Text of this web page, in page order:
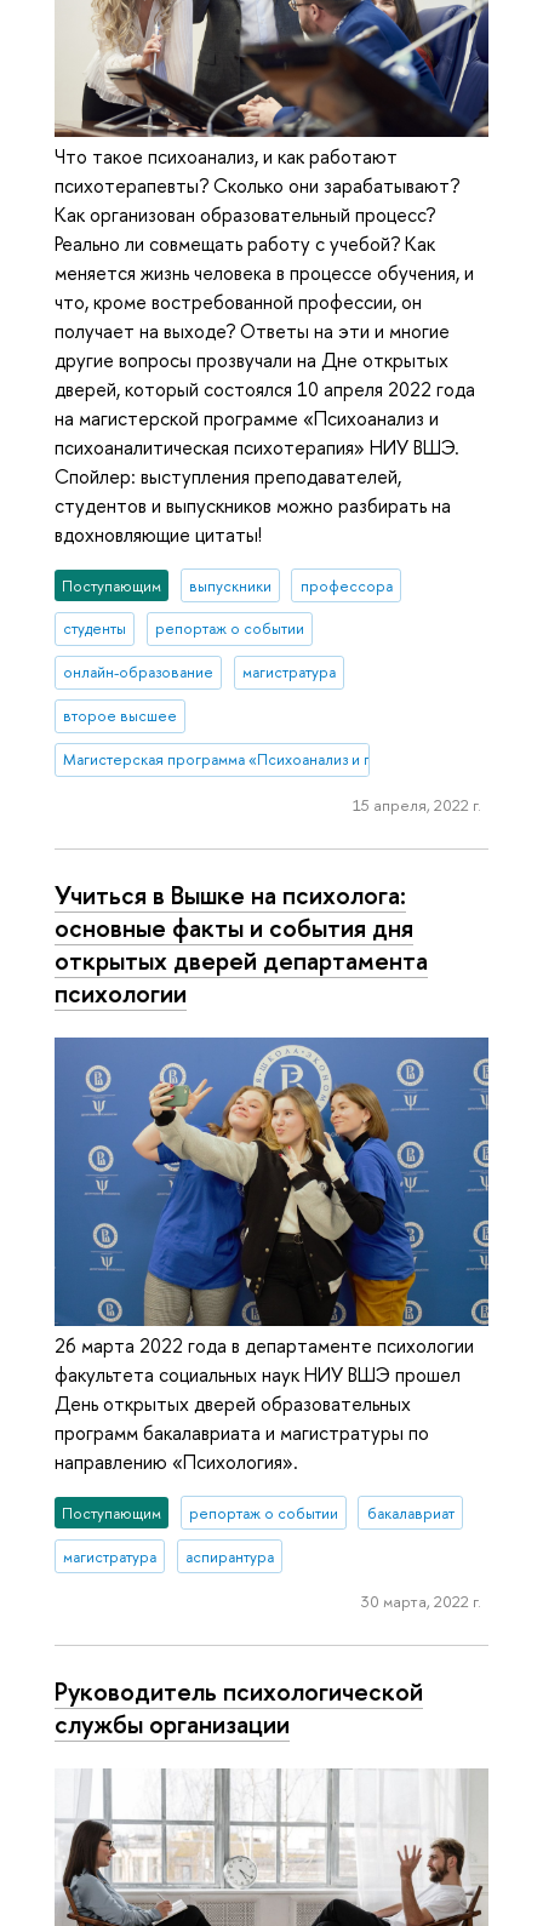
Что такое психоанализ, и как работают
психотерапевты? Сколько они зарабатывают?
Как организован образовательный процесс?
Реально ли совмещать работу с учебой? Как
меняется жизнь человека в процессе обучения, и
что, кроме востребованной профессии, он
получает на выходе? Ответы на эти и многие
другие вопросы прозвучали на Дне открытых
дверей, который состоялся 10 апреля 2022 года
на магистерской программе «Психоанализ и
психоаналитическая психотерапия» НИУ ВШЭ.
Спойлер: выступления преподавателей,
студентов и выпускников можно разбирать на
вдохновляющие цитаты!
Поступающим выпускники профессора
студенты репортаж о событии
онлайн-образование магистратура
второе высшее
Магистерская программа «Психоанализ и психоаналитическая
15 апреля, 2022 г.
Учиться в Вышке на психолога:
основные факты и события дня
открытых дверей департамента
психологии
26 марта 2022 года в департаменте психологии
факультета социальных наук НИУ ВШЭ прошел
День открытых дверей образовательных
программ бакалавриата и магистратуры по
направлению «Психология».
Поступающим репортаж о событии бакалавриат
магистратура аспирантура
30 марта, 2022 г.
Руководитель психологической
службы организации